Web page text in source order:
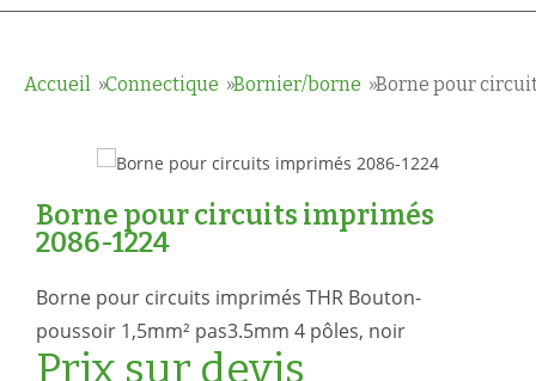
Accueil Connectique Bornier/borne Borne pour
Borne pour circuits imprimés
2086-1224
Borne pour circuits imprimés THR Bouton-
poussoir 1,5mm² pas3.5mm 4 pôles, noir
Prix sur devis